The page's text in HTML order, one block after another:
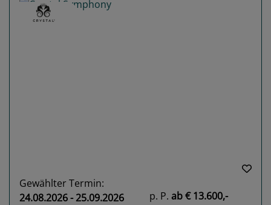
Gewählter Termin:
24.08.2026 - 25.09.2026
p. P. ab€ 13.600,-